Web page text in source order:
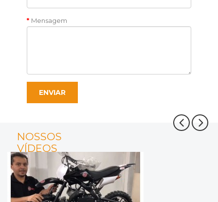
Mensagem
ENVIAR
NOSSOS
VÍDEOS